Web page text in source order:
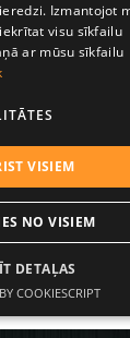
Izmantojot
visu sīkfailu
ar mūsu sīkfailu
VISIEM
NO VISIEM
DETAĻAS
COOKIESCRIPT